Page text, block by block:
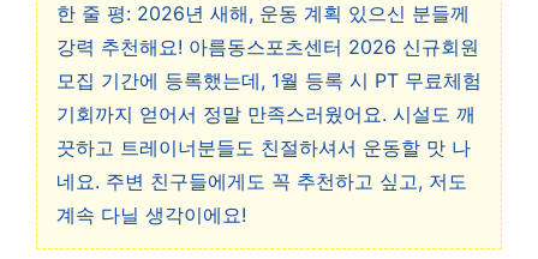
한 줄 평: 2026년 새해, 운동 계획 있으신 분들께
강력 추천해요! 아름동스포츠센터 2026 신규회원
모집 기간에 등록했는데, 1월 등록 시 PT 무료체험
기회까지 얻어서 정말 만족스러웠어요. 시설도 깨
끗하고 트레이너분들도 친절하셔서 운동할 맛 나
네요. 주변 친구들에게도 꼭 추천하고 싶고, 저도
계속 다닐 생각이에요!